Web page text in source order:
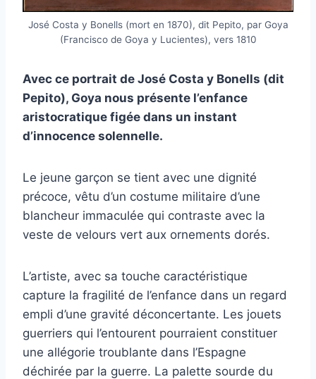
José Costa y Bonells (mort en 1870), dit Pepito, par Goya
(Francisco de Goya y Lucientes), vers 1810
Avec ce portrait de José Costa y Bonells (dit
Pepito), Goya nous présente l’enfance
aristocratique figée dans un instant
d’innocence solennelle.
Le jeune garçon se tient avec une dignité
précoce, vêtu d’un costume militaire d’une
blancheur immaculée qui contraste avec la
veste de velours vert aux ornements dorés.
L’artiste, avec sa touche caractéristique
capture la fragilité de l’enfance dans un regard
empli d’une gravité déconcertante. Les jouets
guerriers qui l’entourent pourraient constituer
une allégorie troublante dans l’Espagne
déchirée par la guerre. La palette sourde du